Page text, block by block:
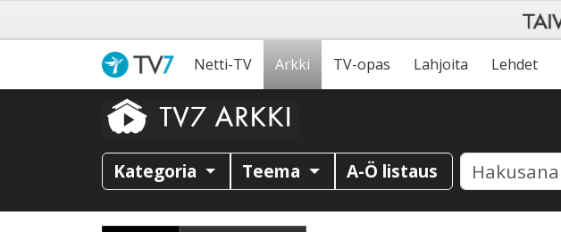
Netti-TV Arkki TV-opas Lahjoita Lehdet
Kategoria Teema A-Ö listaus